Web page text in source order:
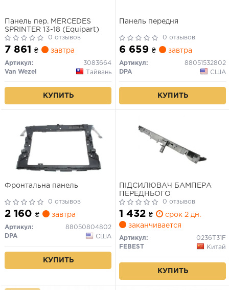
Панель пер. MERCEDES
SPRINTER 13-18 (Equipart)
0 отзывов
7 861 ₴ завтра
Артикул:
3083664
Van Wezel
Тайвань
КУПИТЬ
Панель передня
0 отзывов
6 659 ₴ завтра
Артикул:
88051532802
DPA
США
КУПИТЬ
Фронтальна панель
0 отзывов
2 160 ₴ завтра
Артикул:
88050804802
DPA
США
КУПИТЬ
ПІДСИЛЮВАЧ БАМПЕРА
ПЕРЕДНЬОГО
0 отзывов
1 432 ₴
срок 2 дн.
заканчивается
Артикул:
0236T31F
FEBEST
Китай
КУПИТЬ